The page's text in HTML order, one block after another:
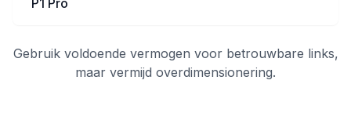
P1 Pro
Gebruik voldoende vermogen voor betrouwbare links,
maar vermijd overdimensionering.